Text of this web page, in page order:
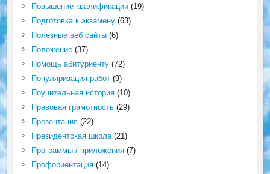
Повышение квалификации(19)
Подготовка к экзамену(63)
Полезные веб сайты(6)
Положение(37)
Помощь абитуриенту(72)
Популяризация работ(9)
Поучительная история(10)
Правовая грамотность(29)
Презентация(22)
Президентская школа(21)
Программы / приложения(7)
Профориентация(14)